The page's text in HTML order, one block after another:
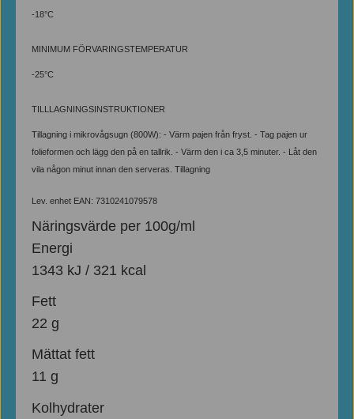
-18°C
MINIMUM FÖRVARINGSTEMPERATUR
-25°C
TILLLAGNINGSINSTRUKTIONER
Tillagning i mikrovågsugn (800W): - Värm pajen från fryst. - Tag pajen ur
folieformen och lägg den på en tallrik. - Värm den i ca 3,5 minuter. - Låt den
vila någon minut innan den serveras. Tillagning
Lev. enhet EAN: 7310241079578
Näringsvärde per 100g/ml
Energi
1343 kJ / 321 kcal
Fett
22 g
Mättat fett
11 g
Kolhydrater